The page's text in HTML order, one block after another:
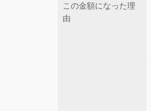
この金額になった理
由